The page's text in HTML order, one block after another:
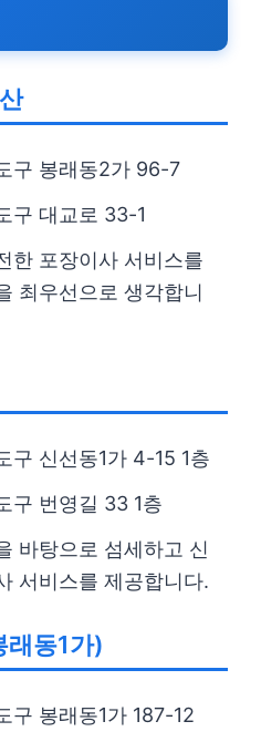
구 봉래동2가 96-7
구 대교로 33-1
한 포장이사 서비스를
최우선으로 생각합니
구 신선동1가 4-15 1층
구 번영길 33 1층
바탕으로 섬세하고 신
서비스를 제공합니다.
래동1가)
구 봉래동1가 187-12